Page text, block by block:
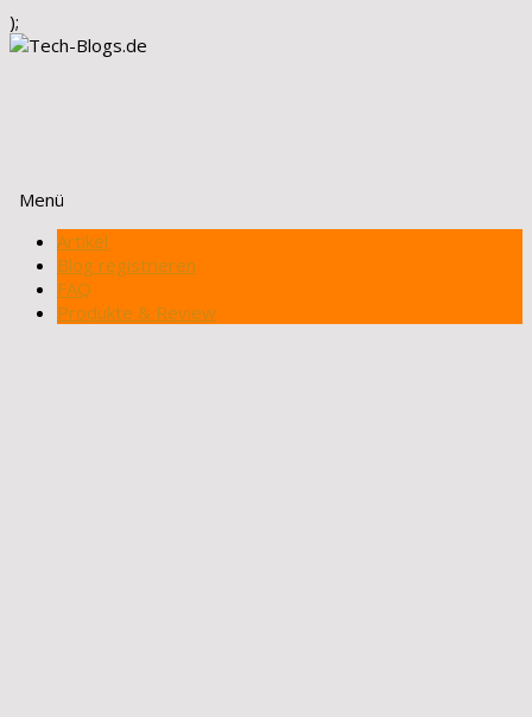
);
Menü
Zum
Inhalt
springen
Artikel
Blog registrieren
FAQ
Produkte & Review